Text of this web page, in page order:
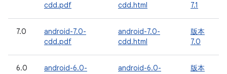
cdd.pdf
cdd.html
7.1
7.0
android-7.0-
cdd.pdf
android-7.0-
cdd.html
版本
7.0
6.0
android-6.0-
android-6.0-
版本